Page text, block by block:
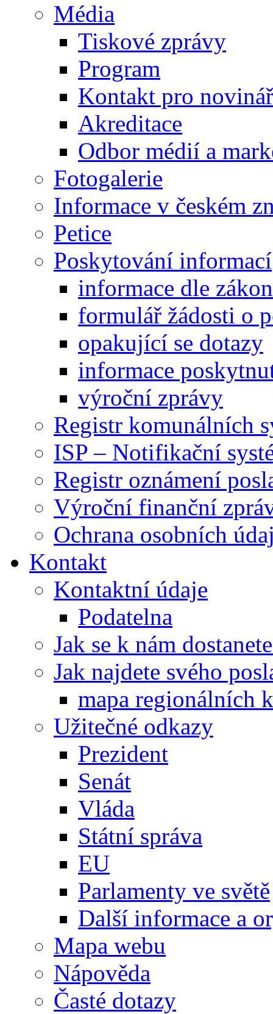
Média
Tiskové zprávy
Program
Kontakt pro
Akreditace
Odbor médií a
Fotogalerie
Informace v českém
Petice
Poskytování informací
informace dle
formulář žádosti o
opakující se dotazy
informace
výroční zprávy
Registr komunálních
ISP – Notifikační
Registr oznámení
Výroční finanční
Ochrana osobních
Kontakt
Kontaktní údaje
Podatelna
Jak se k nám
Jak najdete svého
mapa regionálních
Užitečné odkazy
Prezident
Senát
Vláda
Státní správa
EU
Parlamenty ve světě
Další informace a
Mapa webu
Nápověda
Časté dotazy